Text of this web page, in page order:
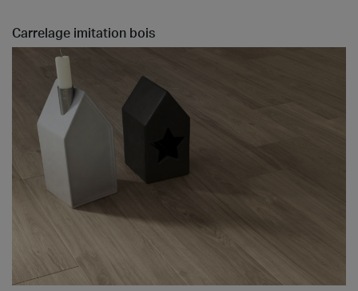
Carrelage imitation bois